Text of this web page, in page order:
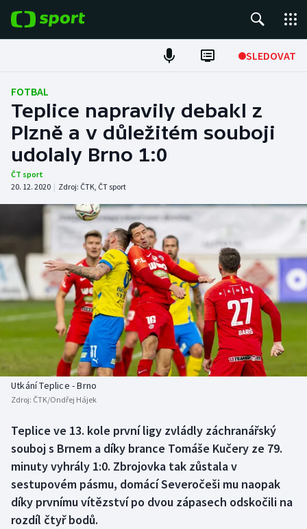
SLEDOVAT
Fotbal
Hokej
Tenis
Atletika
Cyklistika
DALŠÍ SPORTY
Americký fotbal
Baseball a softbal
Basketbal
Biatlon
Box
Curling
Dostihy
NEPŘEHLÉDNĚTE
Soutěže
Historické návraty
Aplikace ČT sport
FOTBAL
Teplice napravily debakl z
Plzně a v důležitém souboji
udolaly Brno 1:0
ČT sport
20. 12. 2020 | Zdroj: ČTK, ČT sport
Utkání Teplice - Brno
Zdroj: ČTK/Ondřej Hájek
Teplice ve 13. kole první ligy zvládly záchranářský
souboj s Brnem a díky brance Tomáše Kučery ze 79.
minuty vyhrály 1:0. Zbrojovka tak zůstala v
sestupovém pásmu, domácí Severočeši mu naopak
díky prvnímu vítězství po dvou zápasech odskočili na
rozdíl čtyř bodů.